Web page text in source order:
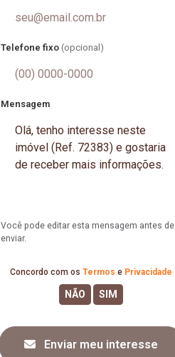
Telefone fixo (opcional)
Mensagem
Você pode editar esta mensagem antes de
enviar.
Concordo com os Termos e Privacidade
Enviar meu interesse